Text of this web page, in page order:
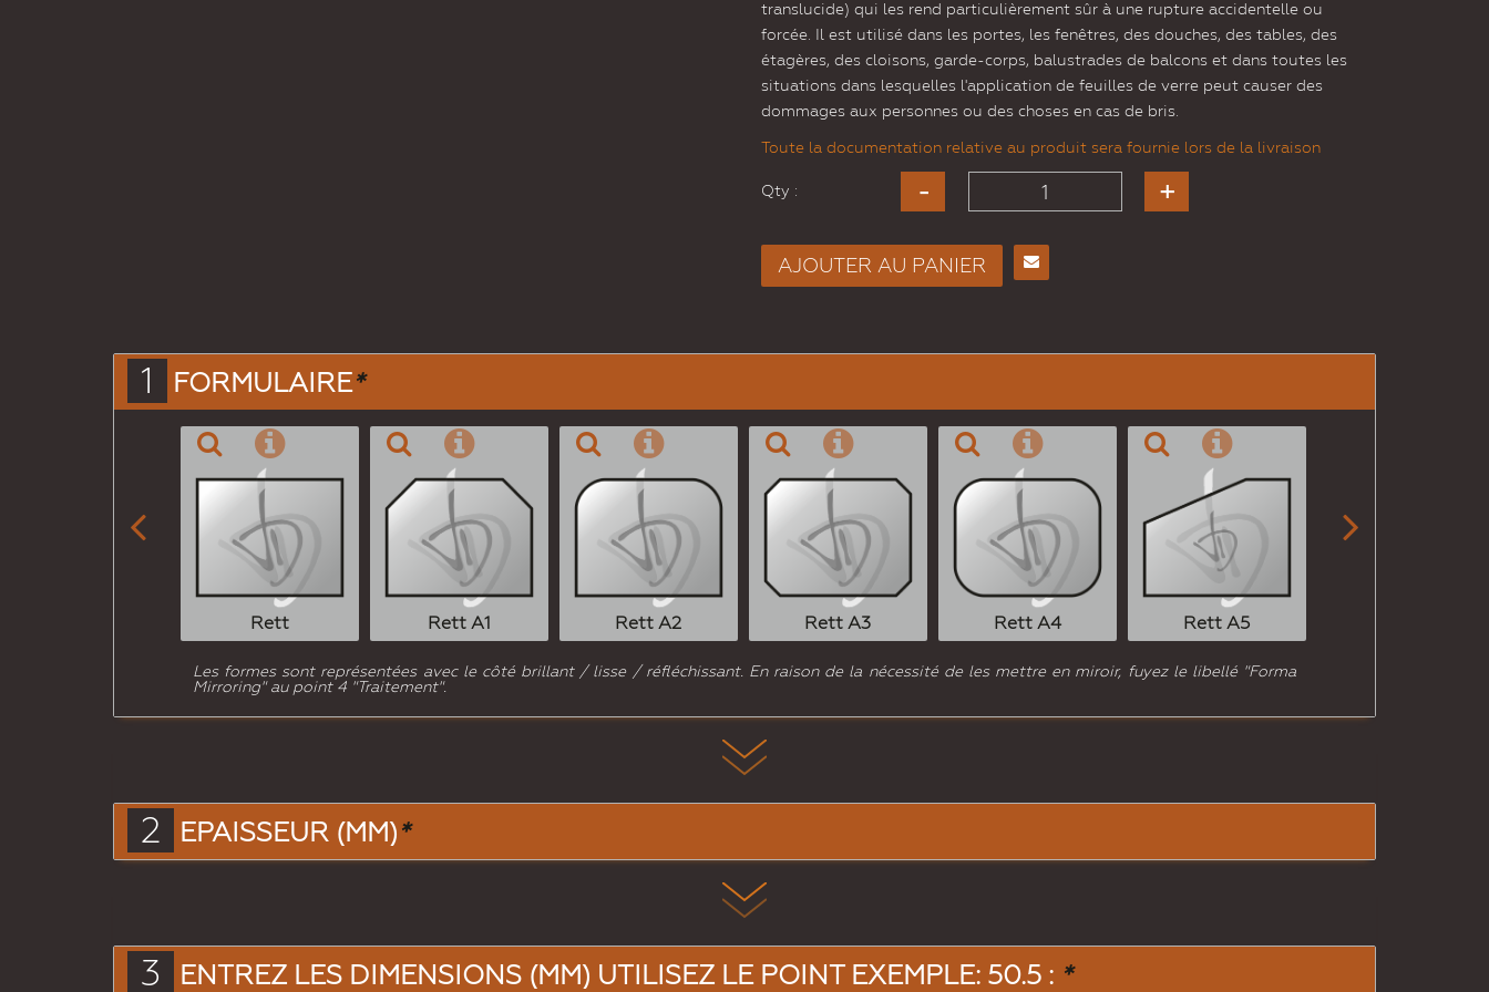
translucide) qui les rend particulièrement sûr à une rupture accidentelle ou
forcée. Il est utilisé dans les portes, les fenêtres, des douches, des tables, des
étagères, des cloisons, garde-corps, balustrades de balcons et dans toutes les
situations dans lesquelles l'application de feuilles de verre peut causer des
dommages aux personnes ou des choses en cas de bris.
Toute la documentation relative au produit sera fournie lors de la livraison
Qty :
AJOUTER AU PANIER
1 FORMULAIRE*
Rett Rett A1 Rett A2 Rett A3 Rett A4 Rett A5
 
Les formes sont représentées avec le côté brillant / lisse / réfléchissant. En raison de la nécessité de les mettre en miroir, fuyez le libellé "Forma
Mirroring" au point 4 "Traitement".
2 EPAISSEUR (MM)*
3 ENTREZ LES DIMENSIONS (MM) UTILISEZ LE POINT EXEMPLE: 50.5 : *